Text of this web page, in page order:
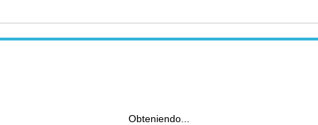
Obteniendo...